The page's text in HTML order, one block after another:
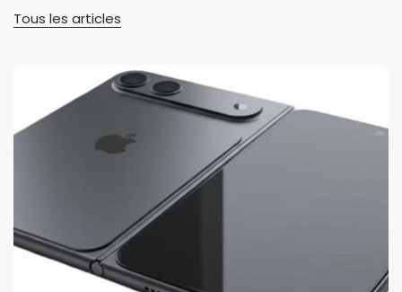
Tous les articles